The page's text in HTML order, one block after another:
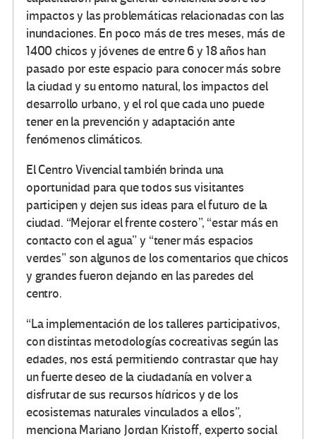
impactos y las problemáticas relacionadas con las
inundaciones. En poco más de tres meses, más de
1400 chicos y jóvenes de entre 6 y 18 años han
pasado por este espacio para conocer más sobre
la ciudad y su entorno natural, los impactos del
desarrollo urbano, y el rol que cada uno puede
tener en la prevención y adaptación ante
fenómenos climáticos.
El Centro Vivencial también brinda una
oportunidad para que todos sus visitantes
participen y dejen sus ideas para el futuro de la
ciudad. “Mejorar el frente costero”, “estar más en
contacto con el agua” y “tener más espacios
verdes” son algunos de los comentarios que chicos
y grandes fueron dejando en las paredes del
centro.
“La implementación de los talleres participativos,
con distintas metodologías cocreativas según las
edades, nos está permitiendo contrastar que hay
un fuerte deseo de la ciudadanía en volver a
disfrutar de sus recursos hídricos y de los
ecosistemas naturales vinculados a ellos”,
menciona Mariano Jordan Kristoff, experto social